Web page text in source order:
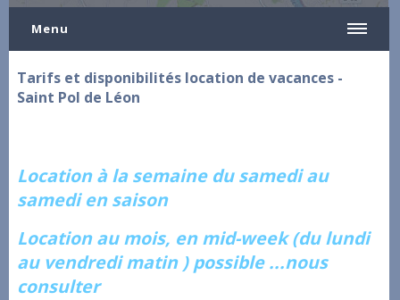
Menu
Tarifs et disponibilités location de vacances -
Saint Pol de Léon
Location à la semaine du samedi au
samedi en saison
Location au mois, en mid-week (du lundi
au vendredi matin ) possible ...nous
consulter